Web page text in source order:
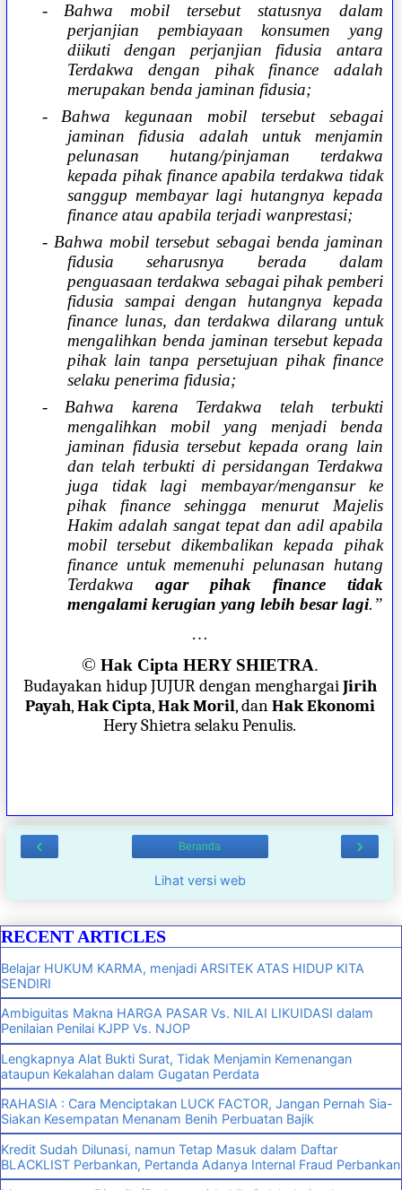
- Bahwa mobil tersebut statusnya dalam
perjanjian pembiayaan konsumen yang
diikuti dengan perjanjian fidusia antara
Terdakwa dengan pihak finance adalah
merupakan benda jaminan fidusia;
- Bahwa kegunaan mobil tersebut sebagai
jaminan fidusia adalah untuk menjamin
pelunasan hutang/pinjaman terdakwa
kepada pihak finance apabila terdakwa tidak
sanggup membayar lagi hutangnya kepada
finance atau apabila terjadi wanprestasi;
- Bahwa mobil tersebut sebagai benda jaminan
fidusia seharusnya berada dalam
penguasaan terdakwa sebagai pihak pemberi
fidusia sampai dengan hutangnya kepada
finance lunas, dan terdakwa dilarang untuk
mengalihkan benda jaminan tersebut kepada
pihak lain tanpa persetujuan pihak finance
selaku penerima fidusia;
- Bahwa karena Terdakwa telah terbukti
mengalihkan mobil yang menjadi benda
jaminan fidusia tersebut kepada orang lain
dan telah terbukti di persidangan Terdakwa
juga tidak lagi membayar/mengansur ke
pihak finance sehingga menurut Majelis
Hakim adalah sangat tepat dan adil apabila
mobil tersebut dikembalikan kepada pihak
finance untuk memenuhi pelunasan hutang
Terdakwa agar pihak finance tidak
mengalami kerugian yang lebih besar lagi.”
…
© Hak Cipta HERY SHIETRA.
Budayakan hidup JUJUR dengan menghargaiJirih
Payah,Hak Cipta,Hak Moril, danHak Ekonomi
Hery Shietra selaku Penulis.
‹ ›
Beranda
Lihat versi web
RECENT ARTICLES
Belajar HUKUM KARMA, menjadi ARSITEK ATAS HIDUP KITA
SENDIRI
Ambiguitas Makna HARGA PASAR Vs. NILAI LIKUIDASI dalam
Penilaian Penilai KJPP Vs. NJOP
Lengkapnya Alat Bukti Surat, Tidak Menjamin Kemenangan
ataupun Kekalahan dalam Gugatan Perdata
RAHASIA : Cara Menciptakan LUCK FACTOR, Jangan Pernah Sia-
Siakan Kesempatan Menanam Benih Perbuatan Bajik
Kredit Sudah Dilunasi, namun Tetap Masuk dalam Daftar
BLACKLIST Perbankan, Pertanda Adanya Internal Fraud Perbankan